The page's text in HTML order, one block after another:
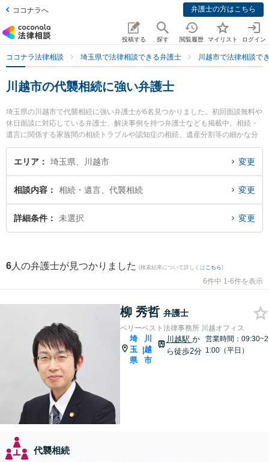
ココナラへ 弁護士の方はこちら
投稿する 探す 閲覧履歴 マイリスト ログイン
ココナラ法律相談 埼玉県で法律相談できる弁護士 川越市で法律相談で
川越市の代襲相続に強い弁護士
埼玉県の川越市で代襲相続に強い弁護士が6名見つかりました。初回面談無料や
休日面談に対応している弁護士、解決事例を持つ弁護士なども掲載中。相続・
遺言に関係する家族間の相続トラブルや認知症の相続、遺産分割等の細かな分
野での絞り込み検索もでき便利です。特にベリーベスト法律事務所 川越オフィ
スの柳 秀哲弁護士や大森三起子法律事務所の大森 三起子弁護士、南古谷法律事
護士に相談したい』『代襲相続のトラブル解決の実績豊富な近くの弁護士を検
索したい』『初回相談無料で代襲相続を法律相談できる川越市内の弁護士に相
談予約したい』などでお困りの相談者さんにおすすめです。
エリア 埼玉県、川越市 変更
相談内容 相続・遺言、代襲相続 変更
詳細条件 未選択 変更
6 人の弁護士が見つかりました (検索結果について詳しくは こちら)
6件中 1-6件を表示
柳 秀哲 弁護士
ベリーベスト法律事務所 川越オフィス
埼
玉
県
|
川
越
市
川越駅 か
ら徒歩2分
営業時間：09:30~2
1:00（平日）
代襲相続